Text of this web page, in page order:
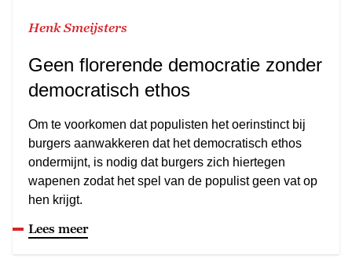
Henk Smeijsters
Geen florerende democratie zonder
democratisch ethos
Om te voorkomen dat populisten het oerinstinct bij
burgers aanwakkeren dat het democratisch ethos
ondermijnt, is nodig dat burgers zich hiertegen
wapenen zodat het spel van de populist geen vat op
hen krijgt.
Lees meer